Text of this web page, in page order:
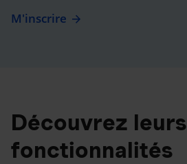
M'inscrire
Découvrez leurs
fonctionnalités